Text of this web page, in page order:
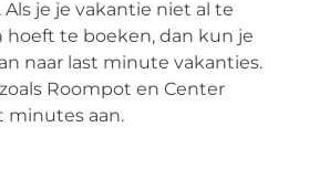
je je vakantie niet al te
hoeft te boeken, dan kun je
naar last minute vakanties.
Roompot en Center
minutes aan.